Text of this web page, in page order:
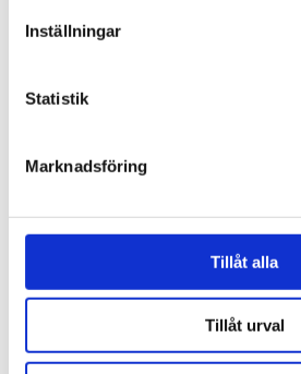
Inställningar
Statistik
Marknadsföring
Tillåt alla
Tillåt urval
Fem koppar kaffe